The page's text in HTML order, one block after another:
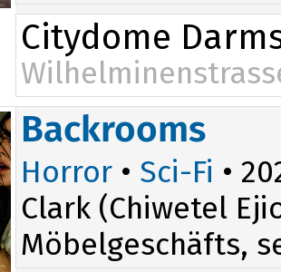
Citydome
18:00
Backrooms
Horror • Sci-Fi •
Clark (Chiwetel
Möbelgeschäfts,